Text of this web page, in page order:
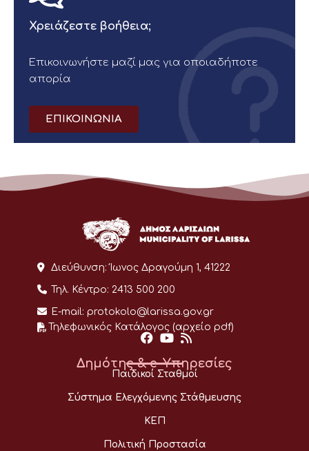
Χρειάζεστε βοήθεια;
Επικοινωνήστε μαζί μας για οποιαδήποτε
απορία
ΕΠΙΚΟΙΝΩΝΙΑ
Διεύθυνση: Ίωνος Δραγούμη 1, 41222
Τηλ. Κέντρο: 2413 500 200
E-mail: protokolo@larissa.gov.gr
Τηλεφωνικός Κατάλογος (αρχείο pdf)
Δημότης & e-Υπηρεσίες
Παιδικοί Σταθμοί
Σύστημα Ελεγχόμενης Στάθμευσης
ΚΕΠ
Πολιτική Προστασία